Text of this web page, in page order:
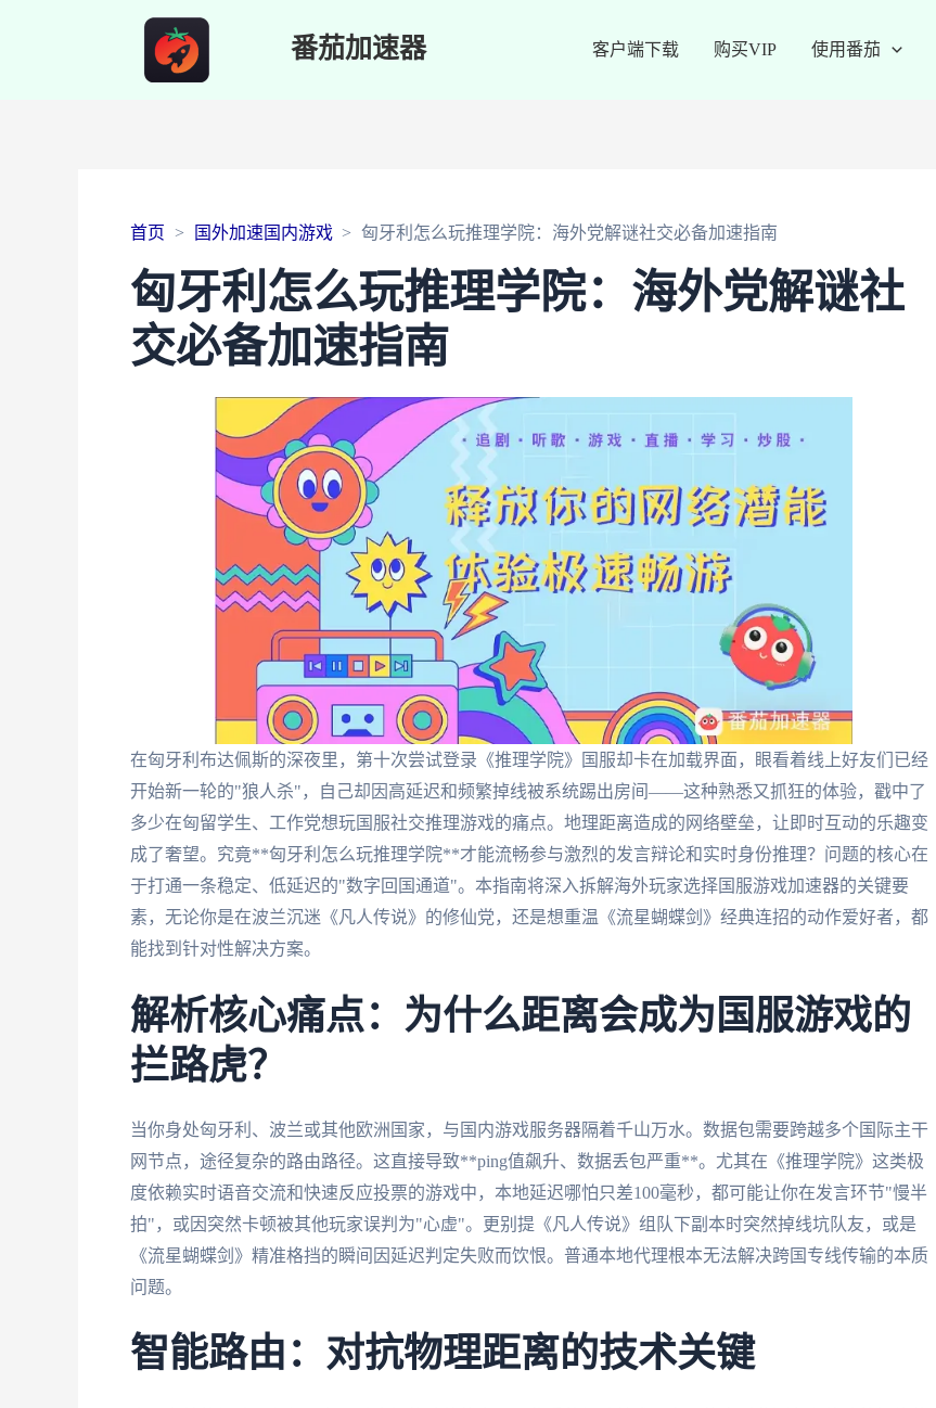
番茄加速器 客户端下载 购买VIP 使用番茄
首页 国外加速国内游戏 匈牙利怎么玩推理学院：海外党解谜社交必备加速指南
匈牙利怎么玩推理学院：海外党解谜社
交必备加速指南
在匈牙利布达佩斯的深夜里，第十次尝试登录《推理学院》国服却卡在加载界面，眼看着线上好友们已经
开始新一轮的"狼人杀"，自己却因高延迟和频繁掉线被系统踢出房间——这种熟悉又抓狂的体验，戳中了
多少在匈留学生、工作党想玩国服社交推理游戏的痛点。地理距离造成的网络壁垒，让即时互动的乐趣变
成了奢望。究竟**匈牙利怎么玩推理学院**才能流畅参与激烈的发言辩论和实时身份推理？问题的核心在
于打通一条稳定、低延迟的"数字回国通道"。本指南将深入拆解海外玩家选择国服游戏加速器的关键要
素，无论你是在波兰沉迷《凡人传说》的修仙党，还是想重温《流星蝴蝶剑》经典连招的动作爱好者，都
能找到针对性解决方案。
解析核心痛点：为什么距离会成为国服游戏的
拦路虎？
当你身处匈牙利、波兰或其他欧洲国家，与国内游戏服务器隔着千山万水。数据包需要跨越多个国际主干
网节点，途径复杂的路由路径。这直接导致**ping值飙升、数据丢包严重**。尤其在《推理学院》这类极
度依赖实时语音交流和快速反应投票的游戏中，本地延迟哪怕只差100毫秒，都可能让你在发言环节"慢半
拍"，或因突然卡顿被其他玩家误判为"心虚"。更别提《凡人传说》组队下副本时突然掉线坑队友，或是
《流星蝴蝶剑》精准格挡的瞬间因延迟判定失败而饮恨。普通本地代理根本无法解决跨国专线传输的本质
问题。
智能路由：对抗物理距离的技术关键